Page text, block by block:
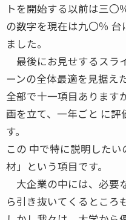
トを開始する以前は三〇
の数字を現在は九〇％
ました。
最後にお見せするスラ
ーンの全体最適を見据え
全部で十一項目あります
画を立て、一年ごと に評
す。
この 中で特に説明した
材」という項目です。
大企業の中には、必要
ら引き抜いてくるところ